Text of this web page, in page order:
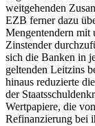
weitgehenden
EZB ferner dazu
Mengentendern mit
Zinstender
sich die Banken in
geltenden Leitzins
hinaus reduzierte
der
Wertpapiere, die
Refinanzierung bei